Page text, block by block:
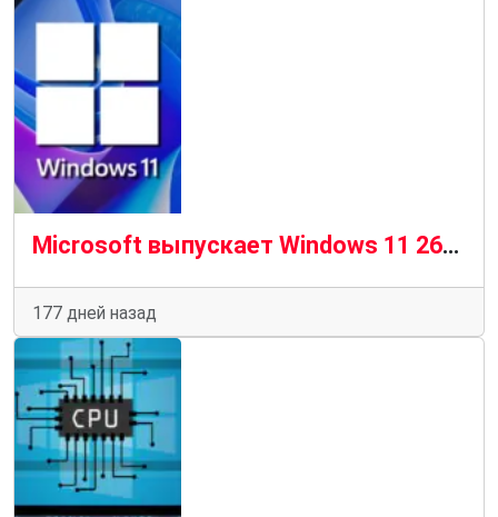
Microsoft выпускает Windows 11 26H1 для некоторых существующих и будущих процессоров
177 дней назад